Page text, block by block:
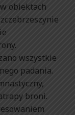
obiektach
wszystkie
padania.
broni.